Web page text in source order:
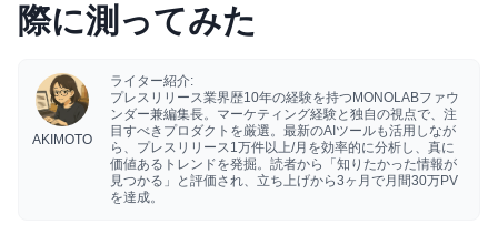
際に測ってみた
AKIMOTO
ライター紹介:
プレスリリース業界歴10年の経験を持つMONOLABファウ
ンダー兼編集長。マーケティング経験と独自の視点で、注
目すべきプロダクトを厳選。最新のAIツールも活用しなが
ら、プレスリリース1万件以上/月を効率的に分析し、真に
価値あるトレンドを発掘。読者から「知りたかった情報が
見つかる」と評価され、立ち上げから3ヶ月で月間30万PV
を達成。